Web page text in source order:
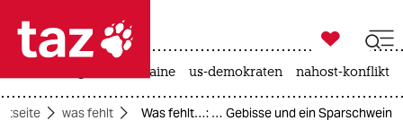
 taz zahl ich
taz zahl ich

taz zahl ich
krieg in der ukraine us-demokraten nahost-konflikt
was fehlt Was fehlt…: … Gebisse und ein Sparschwein